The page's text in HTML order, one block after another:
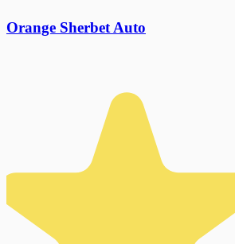
Orange Sherbet Auto